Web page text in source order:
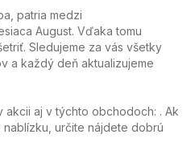
patria medzi
August. Vďaka tomu
Sledujeme za vás všetky
a každý deň aktualizujeme
akcii aj v týchto obchodoch: . Ak
určite nájdete dobrú